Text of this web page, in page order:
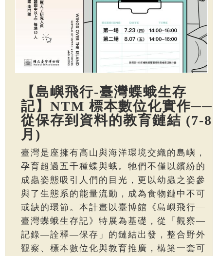
【島嶼飛行-臺灣蝶蛾生存
記】NTM 標本數位化實作──
從保存到資料的教育鏈結 (7-8
月)
臺灣是座擁有高山與海洋環境交織的島嶼，
孕育超過五千種蝶與蛾。牠們不僅以繽紛的
成蟲姿態吸引人們的目光，更以幼蟲之姿參
與了生態系的能量流動，成為食物鏈中不可
或缺的環節。本計畫以臺博館《島嶼飛行—
臺灣蝶蛾生存記》特展為基礎，從「觀察—
記錄—詮釋—保存」的鏈結出發，整合野外
觀察、標本數位化與教育推廣，構築一套可